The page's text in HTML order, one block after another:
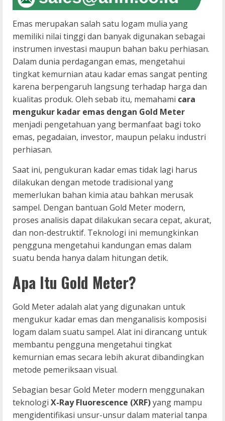
Emas merupakan salah satu logam mulia yang
memiliki nilai tinggi dan banyak digunakan sebagai
instrumen investasi maupun bahan baku perhiasan.
Dalam dunia perdagangan emas, mengetahui
tingkat kemurnian atau kadar emas sangat penting
karena berpengaruh langsung terhadap harga dan
kualitas produk. Oleh sebab itu, memahami cara
mengukur kadar emas dengan Gold Meter
menjadi pengetahuan yang bermanfaat bagi toko
emas, pegadaian, investor, maupun pelaku industri
perhiasan.
Saat ini, pengukuran kadar emas tidak lagi harus
dilakukan dengan metode tradisional yang
memerlukan bahan kimia atau bahkan merusak
sampel. Dengan bantuan Gold Meter modern,
proses analisis dapat dilakukan secara cepat, akurat,
dan non-destruktif. Teknologi ini memungkinkan
pengguna mengetahui kandungan emas dalam
suatu benda hanya dalam hitungan detik.
Apa Itu Gold Meter?
Gold Meter adalah alat yang digunakan untuk
mengukur kadar emas dan menganalisis komposisi
logam dalam suatu sampel. Alat ini dirancang untuk
membantu pengguna mengetahui tingkat
kemurnian emas secara lebih akurat dibandingkan
metode pemeriksaan visual.
Sebagian besar Gold Meter modern menggunakan
teknologi X-Ray Fluorescence (XRF)yang mampu
mengidentifikasi unsur-unsur dalam material tanpa